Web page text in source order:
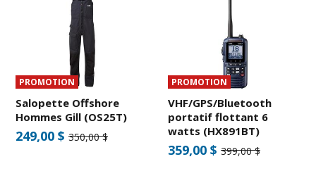
PROMOTION
Salopette Offshore
Hommes Gill (OS25T)
249,00 $ 350,00 $
PROMOTION
VHF/GPS/Bluetooth
portatif flottant 6
watts (HX891BT)
359,00 $ 399,00 $